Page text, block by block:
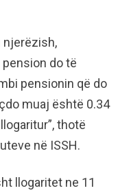
njerëzish,
do të
pensionin që do
muaj është 0.34
thotë
në ISSH.
llogaritet ne 11